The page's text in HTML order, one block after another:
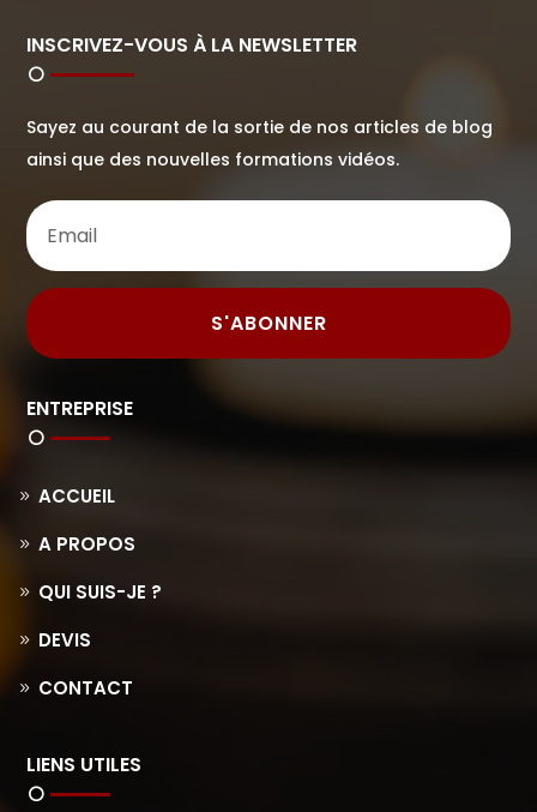
INSCRIVEZ-VOUS À LA NEWSLETTER
Sayez au courant de la sortie de nos articles de blog
ainsi que des nouvelles formations vidéos.
S'ABONNER
ENTREPRISE
ACCUEIL
A PROPOS
QUI SUIS-JE ?
DEVIS
CONTACT
LIENS UTILES